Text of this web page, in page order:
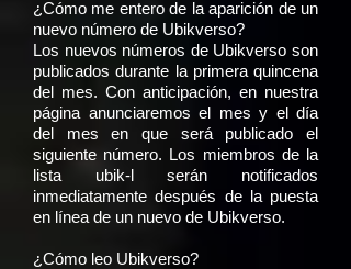
¿Cómo me entero de la aparición de un
nuevo número de Ubikverso?
Los nuevos números de Ubikverso son
publicados durante la primera quincena
del mes. Con anticipación, en nuestra
página anunciaremos el mes y el día
del mes en que será publicado el
siguiente número. Los miembros de la
lista ubik-l serán notificados
inmediatamente después de la puesta
en línea de un nuevo de Ubikverso.
¿Cómo leo Ubikverso?